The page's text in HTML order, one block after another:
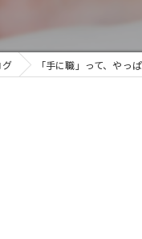
グ 「手に職」って、やっ